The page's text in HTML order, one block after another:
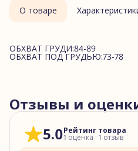
О товаре
ОБХВАТ ГРУДИ:84-89
ОБХВАТ ПОД ГРУДЬЮ:73-78
Отзывы и
5.0Рейтинг товара
1 оценка · 1 отзыв